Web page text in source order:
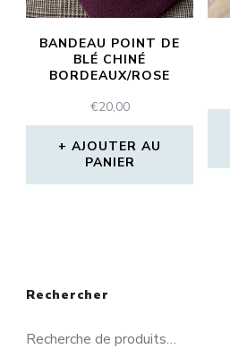
BANDEAU POINT DE
BLÉ CHINÉ
BORDEAUX/ROSE
€20,00
AJOUTER AU
PANIER
Rechercher
Recherche